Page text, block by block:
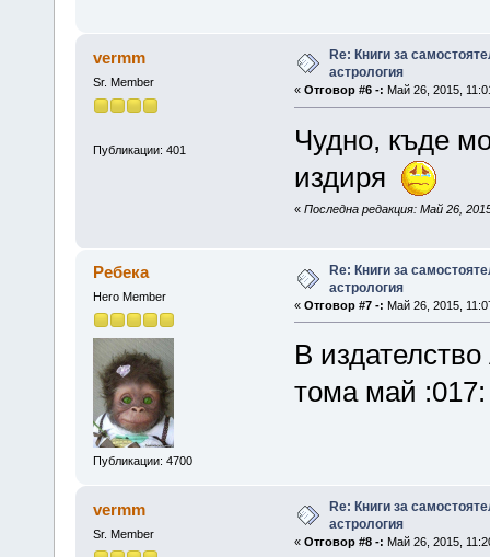
vermm
Sr. Member
Публикации: 401
Re: Книги за
астрология
« Отговор #6 -: Май 26, 2015,
Чудно, къде
издиря
« Последна редакция: Май 26,
Ребека
Hero Member
Публикации: 4700
Re: Книги за
астрология
« Отговор #7 -: Май 26, 2015,
В
тома май :017:
vermm
Sr. Member
Re: Книги за
астрология
« Отговор #8 -: Май 26, 2015,